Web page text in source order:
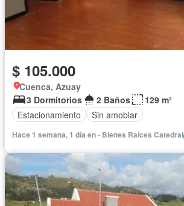
$ 105.000
Cuenca, Azuay
3 Dormitorios
2 Baños
129 m²
Estacionamiento
Sin amoblar
Hace 1 semana, 1 día en - Bienes Raíces Catedral